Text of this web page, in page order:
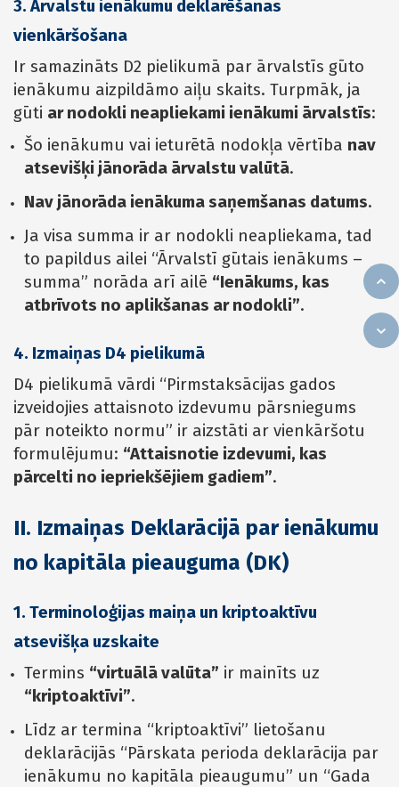
3. Ārvalstu ienākumu deklarēšanas
vienkāršošana
Ir samazināts D2 pielikumā par ārvalstīs gūto
ienākumu aizpildāmo aiļu skaits. Turpmāk, ja
gūti ar nodokli neapliekami ienākumi ārvalstīs:
Šo ienākumu vai ieturētā nodokļa vērtība nav
atsevišķi jānorāda ārvalstu valūtā.
Nav jānorāda ienākuma saņemšanas datums.
Ja visa summa ir ar nodokli neapliekama, tad
to papildus ailei “Ārvalstī gūtais ienākums –
summa” norāda arī ailē “Ienākums, kas
atbrīvots no aplikšanas ar nodokli”.
4. Izmaiņas D4 pielikumā
D4 pielikumā vārdi “Pirmstaksācijas gados
izveidojies attaisnoto izdevumu pārsniegums
pār noteikto normu” ir aizstāti ar vienkāršotu
formulējumu: “Attaisnotie izdevumi, kas
pārcelti no iepriekšējiem gadiem”.
II. Izmaiņas Deklarācijā par ienākumu
no kapitāla pieauguma (DK)
1. Terminoloģijas maiņa un kriptoaktīvu
atsevišķa uzskaite
Termins “virtuālā valūta” ir mainīts uz
“kriptoaktīvi”.
Līdz ar termina “kriptoaktīvi” lietošanu
deklarācijās “Pārskata perioda deklarācija par
ienākumu no kapitāla pieaugumu” un “Gada